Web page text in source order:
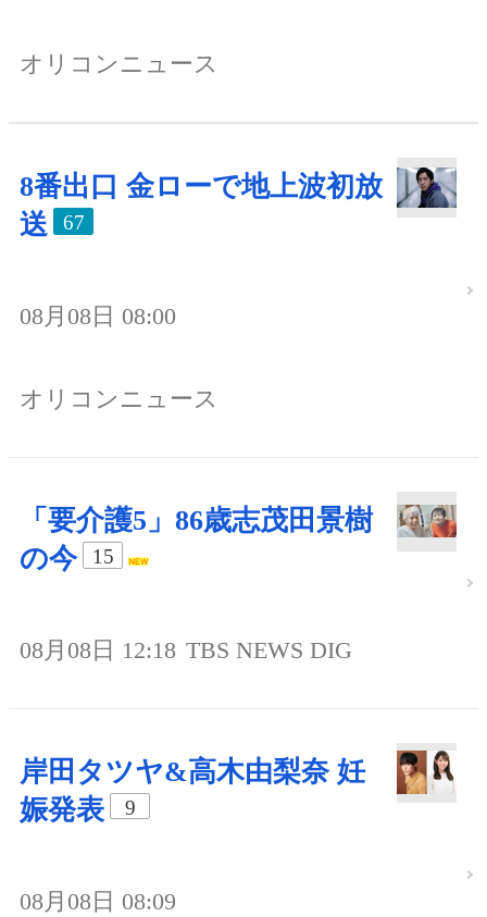
オリコンニュース
8番出口 金ローで地上波初放
送
67
08月08日 08:00
オリコンニュース
「要介護5」86歳志茂田景樹
の今
15
08月08日 12:18 TBS NEWS DIG
岸田タツヤ&高木由梨奈 妊
娠発表
9
08月08日 08:09